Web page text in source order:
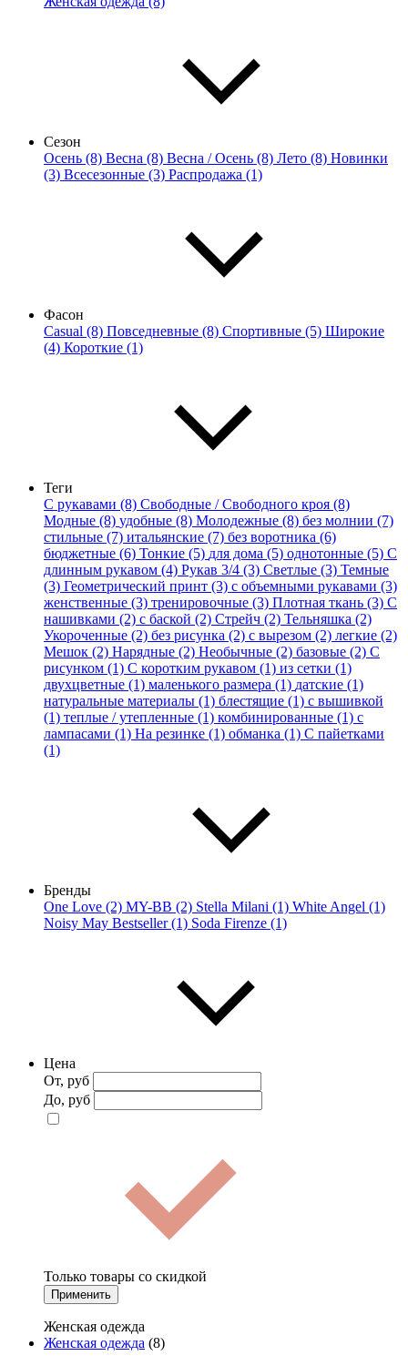
Сезон
Осень (8) Весна (8) Весна / Осень (8) Лето (8) Новинки
(3) Всесезонные (3) Распродажа (1)
Фасон
Casual (8) Повседневные (8) Спортивные (5) Широкие
(4) Короткие (1)
Теги
С рукавами (8) Свободные / Свободного кроя (8)
Модные (8) удобные (8) Молодежные (8) без молнии (7)
стильные (7) итальянские (7) без воротника (6)
бюджетные (6) Тонкие (5) для дома (5) однотонные (5) С
длинным рукавом (4) Рукав 3/4 (3) Светлые (3) Темные
(3) Геометрический принт (3) с объемными рукавами (3)
женственные (3) тренировочные (3) Плотная ткань (3) С
нашивками (2) с баской (2) Стрейч (2) Тельняшка (2)
Укороченные (2) без рисунка (2) с вырезом (2) легкие (2)
Мешок (2) Нарядные (2) Необычные (2) базовые (2) С
рисунком (1) С коротким рукавом (1) из сетки (1)
двухцветные (1) маленького размера (1) датские (1)
натуральные материалы (1) блестящие (1) с вышивкой
(1) теплые / утепленные (1) комбинированные (1) с
лампасами (1) На резинке (1) обманка (1) С пайетками
(1)
Бренды
One Love (2) MY-BB (2) Stella Milani (1) White Angel (1)
Noisy May Bestseller (1) Soda Firenze (1)
Цена
От, руб
До, руб
Только товары со скидкой
Применить
Женская одежда
Женская одежда (8)